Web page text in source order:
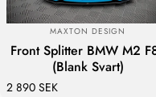
LEVERANTÖR:
MAXTON DESIGN
Front Splitter BMW M2
(Blank Svart)
2 890 SEK